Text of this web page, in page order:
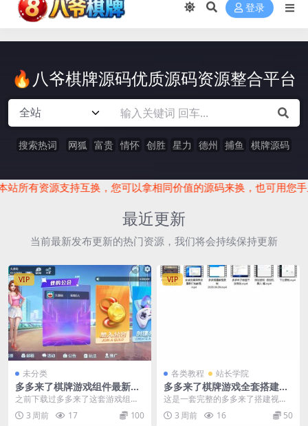
登录
🔥八爷棋牌源码优质源码资源整合平台
搜索热词 网狐 富贵 情怀 创胜 星力 德州 捕鱼 棋牌源码
换，您可以拿相同价值的源码来换，也可用您手上的源码来换取
最近更新
当前最新发布更新的热门资源，我们将会持续保持更新
VIP
未分类
多多来了棋牌游戏组件最新补
丁文件
之前下载过多多来了这套游戏组件
的朋友，如果后台不能登录或是打
不开了，是因为外部支...
3 周前 17 100
VIP
各类教程 站长学院
多多来了棋牌游戏全套搭建视
频教程
这是一套完整的多多来了搭建视频
教程，之前有某会员下载了多多来
了组件，搞了几天没搞...
3 周前 16 50